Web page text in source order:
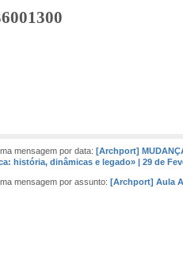
mensagem por data: [Archport]
história, dinâmicas e legado» | 29 de
mensagem por assunto: [Archport] Aula